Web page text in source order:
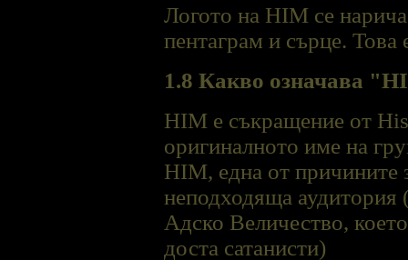
Логото на HIM се
пентаграм и сърце.
1.8 Какво означава
HIM е съкращение от
оригиналното име на
HIM, една от причините
неподходяща аудитория
Адско Величество,
доста сатанисти)